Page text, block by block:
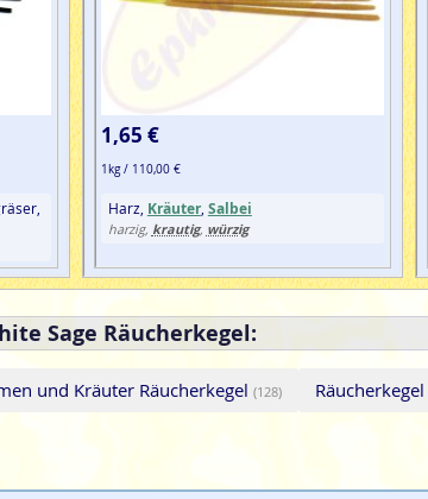
1,65 €
1kg / 110,00 €
Harz, Kräuter, Salbei
harzig, krautig, würzig
Sage Räucherkegel:
und Kräuter Räucherkegel (128) Räucherkegel